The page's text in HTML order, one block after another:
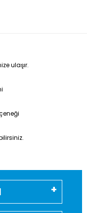
ulaşır.